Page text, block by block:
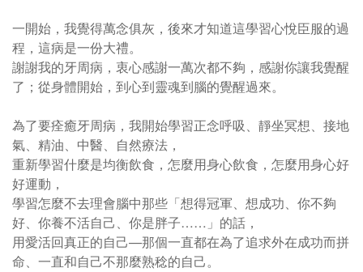
一開始，我覺得萬念俱灰，後來才知道這學習心悅臣服的過
程，這病是一份大禮。
謝謝我的牙周病，衷心感謝一萬次都不夠，感謝你讓我覺醒
了；從身體開始，到心到靈魂到腦的覺醒過來。
為了要痊癒牙周病，我開始學習正念呼吸、靜坐冥想、接地
氣、精油、中醫、自然療法，
重新學習什麼是均衡飲食，怎麼用身心飲食，怎麼用身心好
好運動，
學習怎麼不去理會腦中那些「想得冠軍、想成功、你不夠
好、你養不活自己、你是胖子……」的話，
用愛活回真正的自己—那個一直都在為了追求外在成功而拼
命、一直和自己不那麼熟稔的自己。